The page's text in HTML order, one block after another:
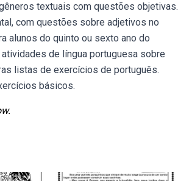
textuais com questões objetivas.
com questões sobre adjetivos no
alunos do quinto ou sexto ano do
de língua portuguesa sobre
listas de exercícios de português.
básicos.